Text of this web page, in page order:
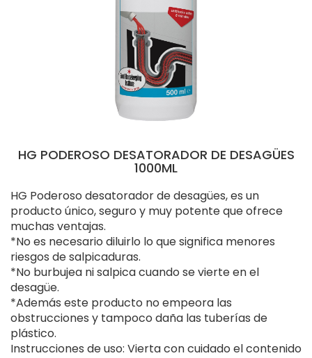
HG PODEROSO DESATORADOR DE DESAGÜES
1000ML
HG Poderoso desatorador de desagües, es un
producto único, seguro y muy potente que ofrece
muchas ventajas.
*No es necesario diluirlo lo que significa menores
riesgos de salpicaduras.
*No burbujea ni salpica cuando se vierte en el
desagüe.
*Además este producto no empeora las
obstrucciones y tampoco daña las tuberías de
plástico.
Instrucciones de uso: Vierta con cuidado el contenido